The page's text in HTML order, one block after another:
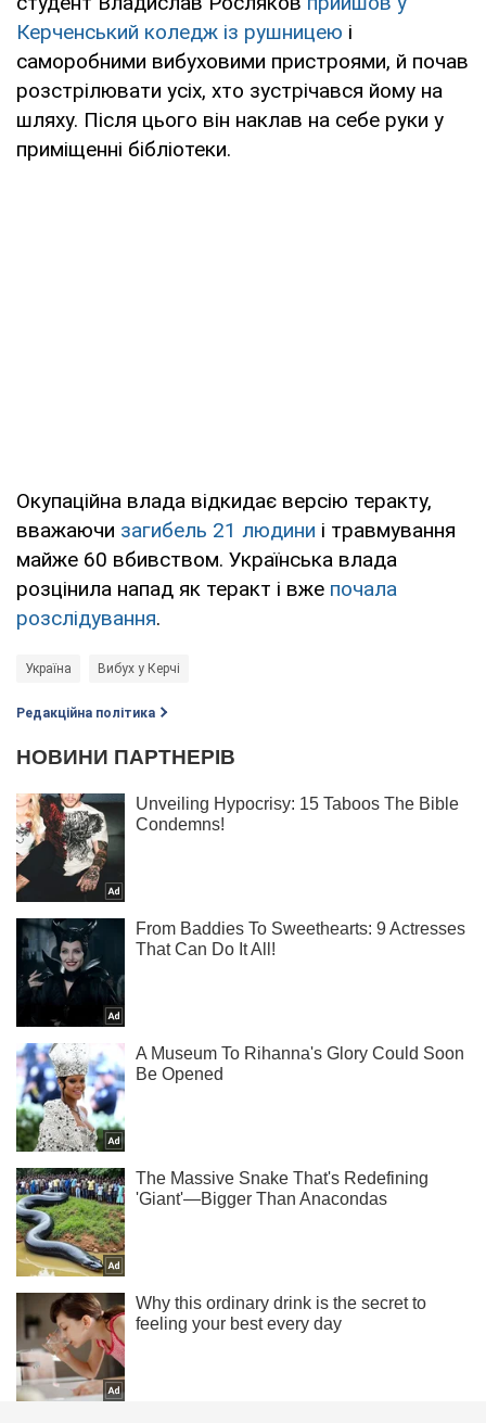
Керченський коледж із рушницею і
саморобними вибуховими пристроями, й почав
розстрілювати усіх, хто зустрічався йому на
шляху. Після цього він наклав на себе руки у
приміщенні бібліотеки.
Окупаційна влада відкидає версію теракту,
вважаючи загибель 21 людини і травмування
майже 60 вбивством. Українська влада
розцінила напад як теракт і вже почала
розслідування.
Україна Вибух у Керчі
Редакційна політика